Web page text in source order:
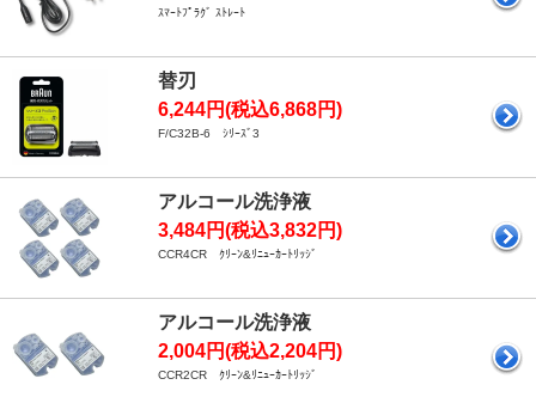
ｽﾏｰﾄﾌﾟﾗｸﾞ ｽﾄﾚｰﾄ
替刃
6,244円(税込6,868円)
F/C32B-6 ｼﾘｰｽﾞ3
アルコール洗浄液
3,484円(税込3,832円)
CCR4CR ｸﾘｰﾝ&ﾘﾆｭｰｶｰﾄﾘｯｼﾞ
アルコール洗浄液
2,004円(税込2,204円)
CCR2CR ｸﾘｰﾝ&ﾘﾆｭｰｶｰﾄﾘｯｼﾞ